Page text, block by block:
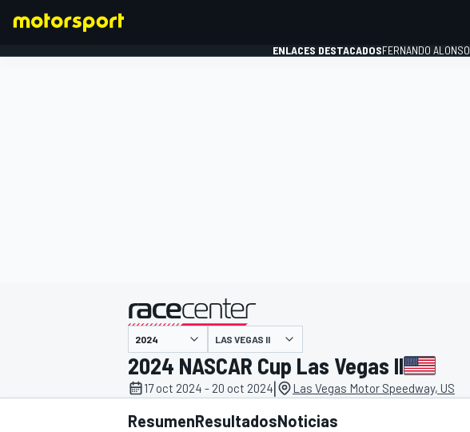
INDYCAR WRC
ENLACES DESTACADOSFERNANDO ALONSO
presentado por
LAS VEGAS II
2024 NASCAR Cup Las Vegas II
17 oct 2024 - 20 oct 2024| Las Vegas Motor Speedway, US
ResumenResultadosNoticias